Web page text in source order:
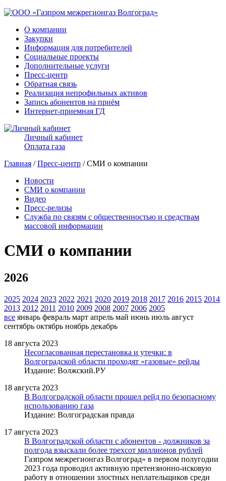
О компании
Закупки
Информация для потребителей
Социальные проекты
Дополнительные услуги
Пресс-центр
Обратная связь
Реализация непрофильных активов
Запись абонентов на приём
Интернет-приемная ГД
Личный кабинет
Оплата газа
Главная /Пресс-центр / СМИ о компании
Новости
СМИ о компании
Видео
Пресс-релизы
Служба по связям с общественностью и средствам
массовой информации
СМИ о компании
2026
2025 2024 2023 2022 2021 2020 2019 2018 2017 2016 2015 2014
2013 2012 2011 2010 2009 2008 2007 2006 2005
все январь февраль март апрель май июнь июль август
сентябрь октябрь ноябрь декабрь
18 августа 2023
Несогласованная перестановка и утечки: в
Волгоградской области проходят «газовые» рейды
Издание: Волжский.РУ
18 августа 2023
В Волгоградской области прошел рейд по безопасному
использованию газа
Издание: Волгоградская правда
17 августа 2023
В Волгоградской области с абонентов - должников за
полгода взыскали более трехсот миллионов рублей
Газпром межрегионгаз Волгоград» в первом полугодии
2023 года проводил активную претензионно-исковую
работу в отношении злостных неплательщиков среди